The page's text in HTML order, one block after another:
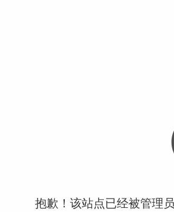
抱歉！该站点已经被管理